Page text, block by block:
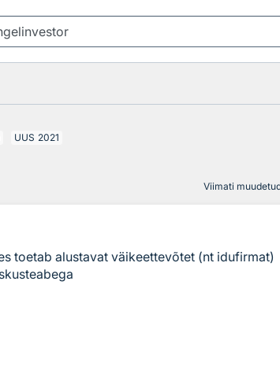
UUS 2021
Viimati
toetab alustavat väikeettevõtet (nt idufirmat)